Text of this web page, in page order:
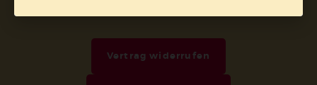
Vertrag widerrufen